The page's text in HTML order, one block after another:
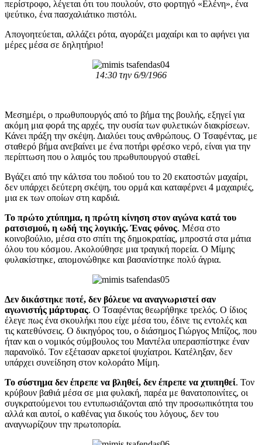
περίστροφο, λέγεται ότι του πουλούν, στο φορτηγό «Ελένη», ένα
ψεύτικο, ένα πασχαλιάτικο πιστόλι.
Απογοητεύεται, αλλάζει ρότα, αγοράζει μαχαίρι και το αφήνει για
μέρες μέσα σε δηλητήριο!
14:30 την 6/9/1966
Μεσημέρι, ο πρωθυπουργός από το βήμα της βουλής, εξηγεί για
ακόμη μια φορά της αρχές, την ουσία των φυλετικών διακρίσεων.
Κάνει πράξη την σκέψη. Διαλύει τους ανθρώπους. Ο Τσαφέντας, με
σταθερό βήμα ανεβαίνει με ένα ποτήρι φρέσκο νερό, είναι για την
περίπτωση που ο λαιμός του πρωθυπουργού σταθεί.
Βγάζει από την κάλτσα του ποδιού του το 20 εκατοστών μαχαίρι,
δεν υπάρχει δεύτερη σκέψη, του ορμά και καταφέρνει 4 μαχαιριές,
μια εκ των οποίων στη καρδιά.
Το πρώτο χτύπημα, η πρώτη κίνηση στον αγώνα κατά του
ρατσισμού, η ωδή της λογικής. Ένας φόνος. Μέσα στο
κοινοβούλιο, μέσα στο σπίτι της δημοκρατίας, μπροστά στα μάτια
όλου του κόσμου. Ακολούθησε μια τραγική πορεία. Ο Μίμης
φυλακίστηκε, απομονώθηκε και βασανίστηκε πολύ άγρια.
Δεν δικάστηκε ποτέ, δεν βόλευε να αναγνωριστεί σαν
αγωνιστής μάρτυρας. Ο Τσαφέντας θεωρήθηκε τρελός. Ο ίδιος
έλεγε πως ένα σκουλήκι που είχε μέσα του, έδινε τις εντολές και
τις κατεθύνσεις. Ο δικηγόρος του, ο διάσημος Γιώργος Μπίζος, που
ήταν και ο νομικός σύμβουλος του Μαντέλα υπερασπίστηκε έναν
παρανοϊκό. Τον εξέτασαν αρκετοί ψυχίατροι. Κατέληξαν, δεν
υπάρχει συνείδηση στον κολοράτο Μίμη.
Το σύστημα δεν έπρεπε να βληθεί, δεν έπρεπε να χτυπηθεί. Τον
κρύβουν βαθιά μέσα σε μια φυλακή, παρέα με θανατοποινίτες, οι
συγκρατούμενοι του εντυπωσιάζονται από την προσωπικότητα του
αλλά και αυτοί, ο καθένας για δικούς του λόγους, δεν του
αναγνωρίζουν την πρωτοπορία.